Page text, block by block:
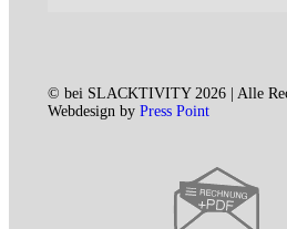
© bei SLACKTIVITY 2026 | Alle
Webdesign by Press Point